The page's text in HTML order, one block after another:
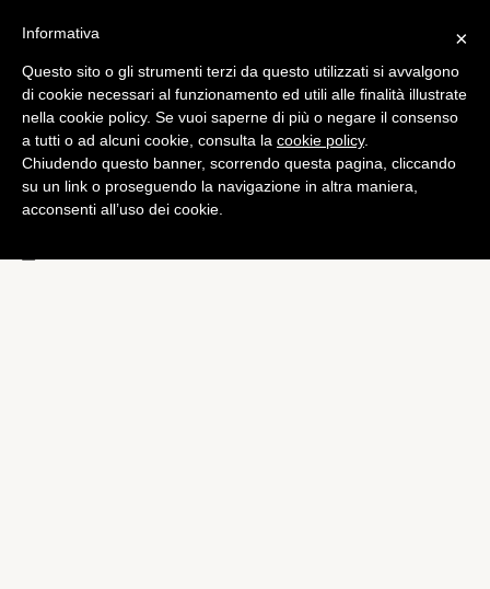
Tech
US Cellular annuncia primi
dispositivi LTE: Samsung
Galaxy Tab e Galaxy S
Aviator
×
Informativa
Questo sito o gli strumenti terzi da questo utilizzati si avvalgono
di cookie necessari al funzionamento ed utili alle finalità illustrate
nella cookie policy. Se vuoi saperne di più o negare il consenso
a tutti o ad alcuni cookie, consulta la cookie policy.
Chiudendo questo banner, scorrendo questa pagina, cliccando
su un link o proseguendo la navigazione in altra maniera,
acconsenti all’uso dei cookie.